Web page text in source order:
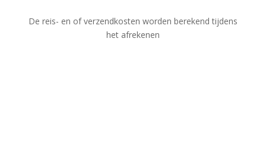
De reis- en of verzendkosten worden berekend tijdens
het afrekenen